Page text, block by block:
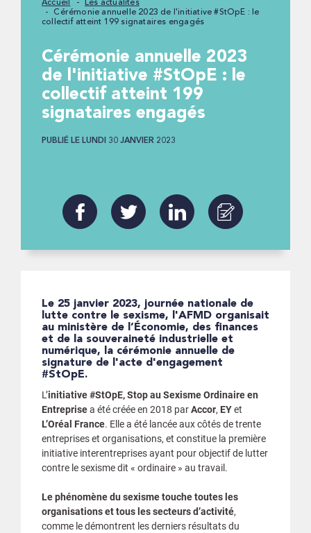
Accueil
Les actualités
Cérémonie annuelle 2023 de l'initiative #StOpE : le
collectif atteint 199 signataires engagés
Cérémonie annuelle 2023
de l'initiative #StOpE : le
collectif atteint 199
signataires engagés
PUBLIÉ LE LUNDI 30 JANVIER 2023
Le 25 janvier 2023, journée nationale de
lutte contre le sexisme, l'AFMD organisait
au ministère de l’Économie, des finances
et de la souveraineté industrielle et
numérique, la cérémonie annuelle de
signature de l'acte d'engagement
#StOpE.
L’initiative #StOpE, Stop au Sexisme Ordinaire en
Entreprisea été créée en 2018 parAccor, EYet
L’Oréal France. Elle a été lancée aux côtés de trente
entreprises et organisations, et constitue la première
initiative interentreprises ayant pour objectif de lutter
contre le sexisme dit « ordinaire » au travail.
Le phénomène du sexisme touche toutes les
organisations et tous les secteurs d’activité,
comme le démontrent les derniers résultats du